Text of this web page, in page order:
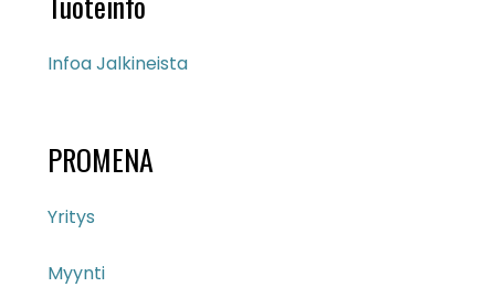
Infoa Jalkineista
PROMENA
Yritys
Myynti